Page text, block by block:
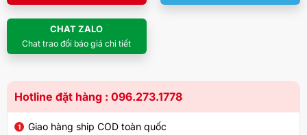
CHAT ZALO
Chat trao đổi báo giá chi tiết
Hotline đặt hàng : 096.273.1778
Giao hàng ship COD toàn quốc